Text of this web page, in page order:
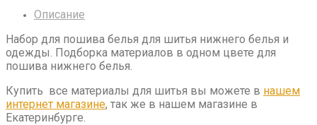
Описание
Набор для пошива белья для шитья нижнего белья и
одежды. Подборка материалов в одном цвете для
пошива нижнего белья.
Купить все материалы для шитья вы можете в нашем
интернет магазине, так же в нашем магазине в
Екатеринбурге.